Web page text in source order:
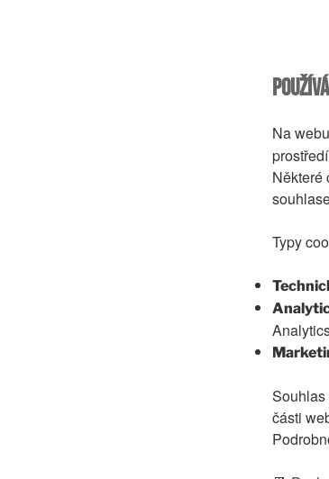
Na webu
Některé
Typy
části